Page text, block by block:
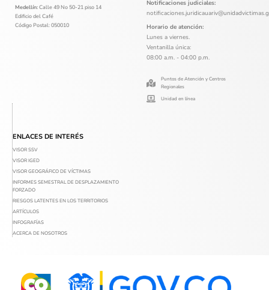
Medellín:Calle 49 No 50-21 piso 14
Edificio del Café
Código Postal: 050010
Notificaciones judiciales:
Horario de atención:
Lunes a viernes.
Ventanilla única:
08:00 a.m. - 04:00 p.m.
Puntos de Atención y Centros
Regionales
Unidad en línea
ENLACES DE INTERÉS
VISOR SSV
VISOR IGED
VISOR GEOGRÁFICO DE VÍCTIMAS
INFORMES SEMESTRAL DE DESPLAZAMIENTO
FORZADO
RIESGOS LATENTES EN LOS TERRITORIOS
ARTÍCULOS
INFOGRAFÍAS
ACERCA DE NOSOTROS